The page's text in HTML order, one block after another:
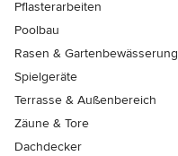
Pflasterarbeiten
Poolbau
Rasen & Gartenbewässerung
Spielgeräte
Terrasse & Außenbereich
Zäune & Tore
Dachdecker